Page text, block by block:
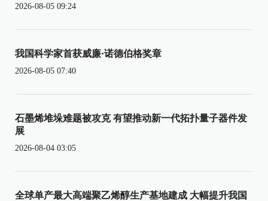
2026-08-05 09:24
我国科学家首获威廉·诺德伯格奖章
2026-08-05 07:40
石墨烯堆垛难题被攻克 有望推动新一代拓扑量子器件发
展
2026-08-04 03:05
全球单产最大高端聚乙烯醇生产基地建成 大幅提升我国